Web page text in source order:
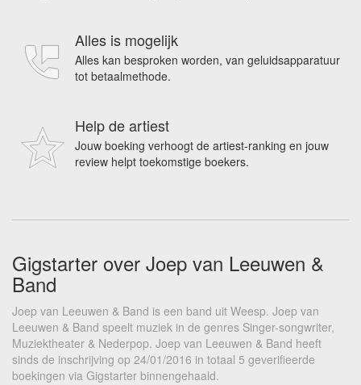
Alles is mogelijk
Alles kan besproken worden, van geluidsapparatuur
tot betaalmethode.
Help de artiest
Jouw boeking verhoogt de artiest-ranking en jouw
review helpt toekomstige boekers.
Gigstarter over Joep van Leeuwen &
Band
Joep van Leeuwen & Band is een band uit Weesp. Joep van
Leeuwen & Band speelt muziek in de genres Singer-songwriter,
Muziektheater & Nederpop. Joep van Leeuwen & Band heeft
sinds de inschrijving op 24/01/2016 in totaal 5 geverifieerde
boekingen via Gigstarter binnengehaald.